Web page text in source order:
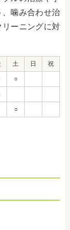
噛み合わせ治
ーニングに対
土 日 祝
○
○